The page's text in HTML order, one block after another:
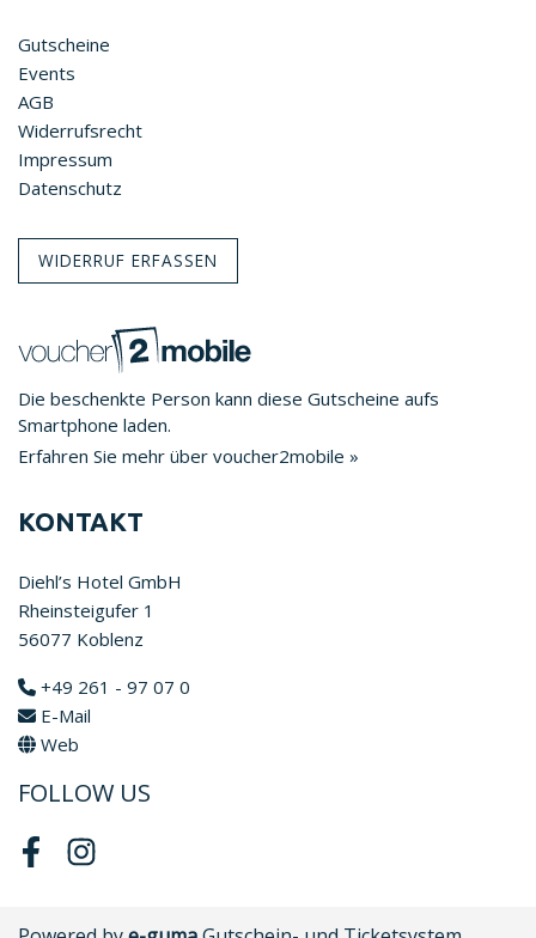
Gutscheine
Events
AGB
Widerrufsrecht
Impressum
Datenschutz
WIDERRUF ERFASSEN
Die beschenkte Person kann diese Gutscheine aufs
Smartphone laden.
Erfahren Sie mehr über voucher2mobile »
KONTAKT
Diehl’s Hotel GmbH
Rheinsteigufer 1
56077 Koblenz
+49 261 - 97 07 0
E-Mail
Web
FOLLOW US
FacebookInstagram